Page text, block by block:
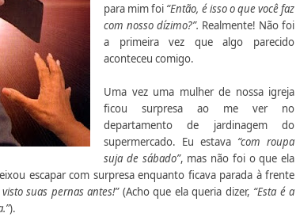
para mim foi “Então, é isso o que você faz
com nosso dízimo?”. Realmente! Não foi
a primeira vez que algo parecido
aconteceu comigo.
Uma vez uma mulher de nossa igreja
ficou surpresa ao me ver no
departamento de jardinagem do
supermercado. Eu estava “com roupa
suja de sábado”, mas não foi o que ela
escapar com surpresa enquanto ficava parada à frente
suas pernas antes!”(Acho que ela queria dizer, “Esta é a
).